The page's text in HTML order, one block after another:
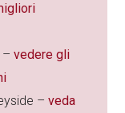
–vedere gli
–veda